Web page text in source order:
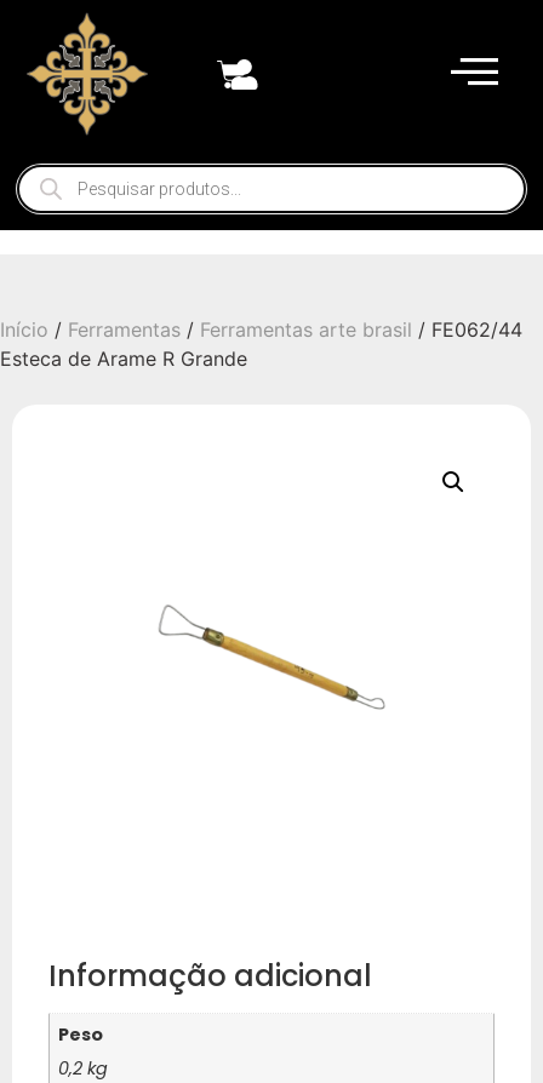
Início / Ferramentas / Ferramentas arte brasil / FE062/44
Esteca de Arame R Grande
Informação adicional
Peso
0,2 kg